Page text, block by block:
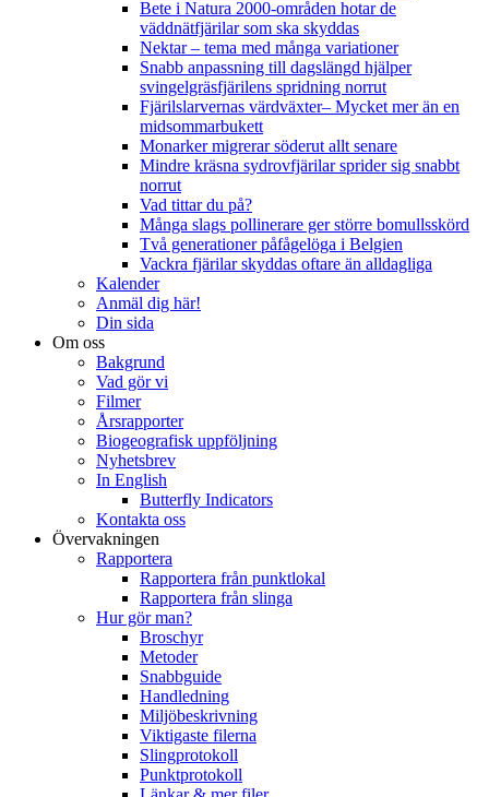
Bete i Natura 2000-områden hotar de
väddnätfjärilar som ska skyddas
Nektar – tema med många variationer
Snabb anpassning till dagslängd hjälper
svingelgräsfjärilens spridning norrut
Fjärilslarvernas värdväxter– Mycket mer än en
midsommarbukett
Monarker migrerar söderut allt senare
Mindre kräsna sydrovfjärilar sprider sig snabbt
norrut
Vad tittar du på?
Många slags pollinerare ger större bomullsskörd
Två generationer påfågelöga i Belgien
Vackra fjärilar skyddas oftare än alldagliga
Kalender
Anmäl dig här!
Din sida
Om oss
Bakgrund
Vad gör vi
Filmer
Årsrapporter
Biogeografisk uppföljning
Nyhetsbrev
In English
Butterfly Indicators
Kontakta oss
Övervakningen
Rapportera
Rapportera från punktlokal
Rapportera från slinga
Hur gör man?
Broschyr
Metoder
Snabbguide
Handledning
Miljöbeskrivning
Viktigaste filerna
Slingprotokoll
Punktprotokoll